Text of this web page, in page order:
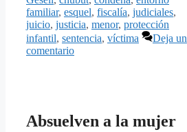
familiar, esquel, fiscalía, judiciales,
juicio, justicia, menor, protección
infantil, sentencia, víctima
Deja un
comentario
Absuelven a la mujer